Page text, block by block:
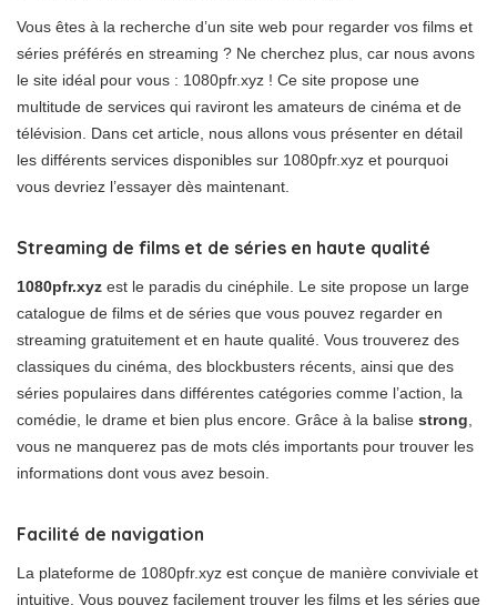
Vous êtes à la recherche d’un site web pour regarder vos films et
séries préférés en streaming ? Ne cherchez plus, car nous avons
le site idéal pour vous : 1080pfr.xyz ! Ce site propose une
multitude de services qui raviront les amateurs de cinéma et de
télévision. Dans cet article, nous allons vous présenter en détail
les différents services disponibles sur 1080pfr.xyz et pourquoi
vous devriez l’essayer dès maintenant.
Streaming de films et de séries en haute qualité
1080pfr.xyz est le paradis du cinéphile. Le site propose un large
catalogue de films et de séries que vous pouvez regarder en
streaming gratuitement et en haute qualité. Vous trouverez des
classiques du cinéma, des blockbusters récents, ainsi que des
séries populaires dans différentes catégories comme l’action, la
comédie, le drame et bien plus encore. Grâce à la balise strong
vous ne manquerez pas de mots clés importants pour trouver les
informations dont vous avez besoin.
Facilité de navigation
La plateforme de 1080pfr.xyz est conçue de manière conviviale et
intuitive. Vous pouvez facilement trouver les films et les séries que